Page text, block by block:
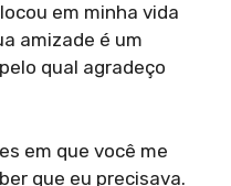
em minha vida
amizade é um
qual agradeço
em que você me
que eu precisava.